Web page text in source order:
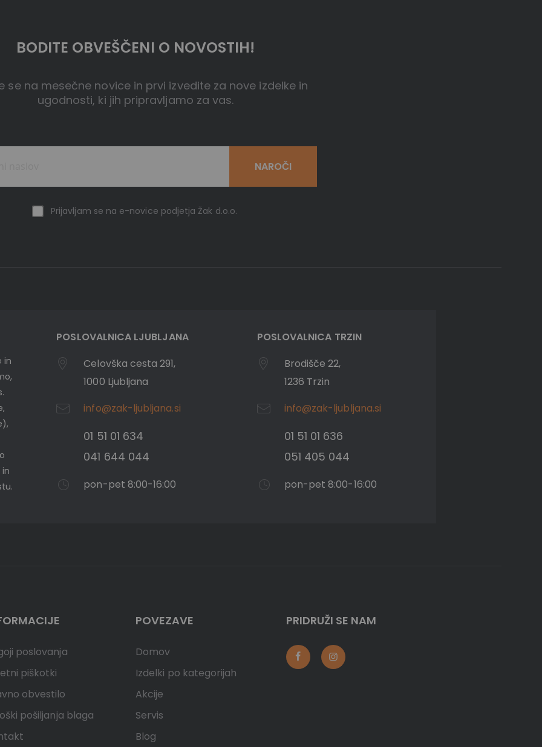
BODITE OBVEŠČENI O NOVOSTIH!
se na mesečne novice in prvi izvedite za nove izdelke in
ugodnosti, ki jih pripravljamo za vas.
Prijavljam se na e-novice podjetja Žak d.o.o.
NAROČI
in
POSLOVALNICA LJUBLJANA
Celovška cesta 291,
1000 Ljubljana
info@zak-ljubljana.si
01 51 01 634
041 644 044
pon-pet 8:00-16:00
POSLOVALNICA TRZIN
Brodišče 22,
1236 Trzin
info@zak-ljubljana.si
01 51 01 636
051 405 044
pon-pet 8:00-16:00
poslovanja
piškotki
obvestilo
pošiljanja blaga
POVEZAVE
Domov
Izdelki po kategorijah
Akcije
Servis
Blog
PRIDRUŽI SE NAM